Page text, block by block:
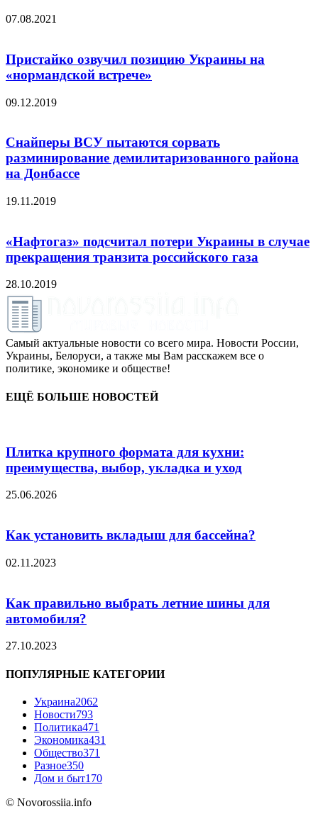
07.08.2021
Пристайко озвучил позицию Украины на
«нормандской встрече»
09.12.2019
Снайперы ВСУ пытаются сорвать
разминирование демилитаризованного района
на Донбассе
19.11.2019
«Нафтогаз» подсчитал потери Украины в случае
прекращения транзита российского газа
28.10.2019
Самый актуальные новости со всего мира. Новости России,
Украины, Белоруси, а также мы Вам расскажем все о
политике, экономике и обществе!
ЕЩЁ БОЛЬШЕ НОВОСТЕЙ
Плитка крупного формата для кухни:
преимущества, выбор, укладка и уход
25.06.2026
Как установить вкладыш для бассейна?
02.11.2023
Как правильно выбрать летние шины для
автомобиля?
27.10.2023
ПОПУЛЯРНЫЕ КАТЕГОРИИ
Украина2062
Новости793
Политика471
Экономика431
Общество371
Разное350
Дом и быт170
© Novorossiia.info